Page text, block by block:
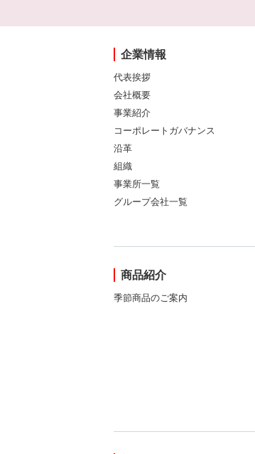
企業情報
代表挨拶
会社概要
事業紹介
コーポレートガバナンス
沿革
組織
事業所一覧
グループ会社一覧
商品紹介
季節商品のご案内